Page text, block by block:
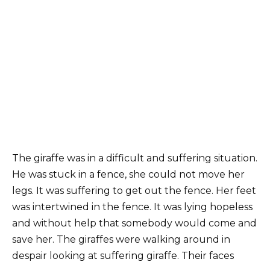
The giraffe was in a difficult and suffering situation.
He was stuck in a fence, she could not move her
legs. It was suffering to get out the fence. Her feet
was intertwined in the fence. It was lying hopeless
and without help that somebody would come and
save her. The giraffes were walking around in
despair looking at suffering giraffe. Their faces